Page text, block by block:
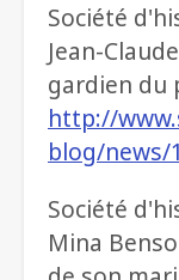
Société
Jean-
gardien du
http://
blog/news/
Société
Mina